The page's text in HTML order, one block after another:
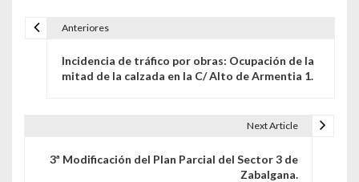
Anteriores
Incidencia de tráfico por obras: Ocupación de la
mitad de la calzada en la C/ Alto de Armentia 1.
Next Article
3ª Modificación del Plan Parcial del Sector 3 de
Zabalgana.